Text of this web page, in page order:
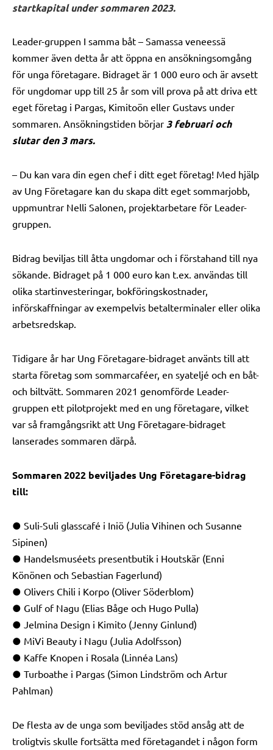
startkapital under sommaren 2023.
Leader-gruppen I samma båt – Samassa veneessä
kommer även detta år att öppna en ansökningsomgång
för unga företagare. Bidraget är 1 000 euro och är avsett
för ungdomar upp till 25 år som vill prova på att driva ett
eget företag i Pargas, Kimitoön eller Gustavs under
sommaren. Ansökningstiden börjar 3 februari och
slutar den 3 mars.
– Du kan vara din egen chef i ditt eget företag! Med hjälp
av Ung Företagare kan du skapa ditt eget sommarjobb,
uppmuntrar Nelli Salonen, projektarbetare för Leader-
gruppen.
Bidrag beviljas till åtta ungdomar och i förstahand till nya
sökande. Bidraget på 1 000 euro kan t.ex. användas till
olika startinvesteringar, bokföringskostnader,
införskaffningar av exempelvis betalterminaler eller olika
arbetsredskap.
Tidigare år har Ung Företagare-bidraget använts till att
starta företag som sommarcaféer, en syateljé och en båt-
och biltvätt. Sommaren 2021 genomförde Leader-
gruppen ett pilotprojekt med en ung företagare, vilket
var så framgångsrikt att Ung Företagare-bidraget
lanserades sommaren därpå.
Sommaren 2022 beviljades Ung Företagare-bidrag
till:
● Suli-Suli glasscafé i Iniö (Julia Vihinen och Susanne
Sipinen)
● Handelsmuséets presentbutik i Houtskär (Enni
Könönen och Sebastian Fagerlund)
● Olivers Chili i Korpo (Oliver Söderblom)
● Gulf of Nagu (Elias Båge och Hugo Pulla)
● Jelmina Design i Kimito (Jenny Ginlund)
● MiVi Beauty i Nagu (Julia Adolfsson)
● Kaffe Knopen i Rosala (Linnéa Lans)
● Turboathe i Pargas (Simon Lindström och Artur
Pahlman)
De flesta av de unga som beviljades stöd ansåg att de
troligtvis skulle fortsätta med företagandet i någon form